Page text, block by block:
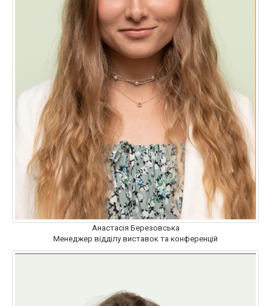
Анастасія Березовська
Менеджер відділу виставок та конференцій